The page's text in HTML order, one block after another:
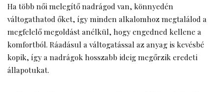
Ha több női melegítő nadrágod van, könnyedén
váltogathatod őket, így minden alkalomhoz megtalálod a
megfelelő megoldást anélkül, hogy engedned kellene a
komfortból. Ráadásul a váltogatással az anyag is kevésbé
kopik, így a nadrágok hosszabb ideig megőrzik eredeti
állapotukat.